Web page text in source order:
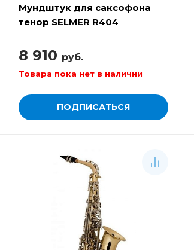
Мундштук для саксофона
тенор SELMER R404
8 910 руб.
Товара пока нет в наличии
ПОДПИСАТЬСЯ